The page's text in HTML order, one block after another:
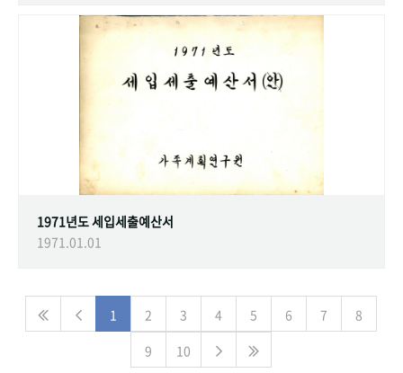
1971년도 세입세출예산서
1971.01.01
1 2 3 4 5 6 7
8
9
10